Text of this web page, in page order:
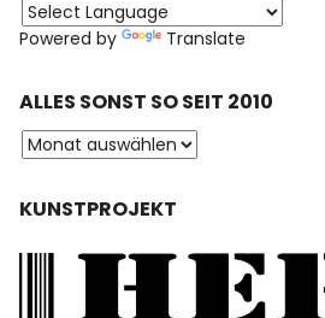
Powered by Translate
ALLES SONST SO SEIT 2010
KUNSTPROJEKT